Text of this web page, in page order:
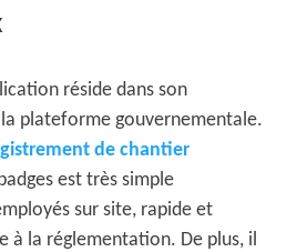
réside dans son
plateforme gouvernementale.
de chantier
est très simple
sur site, rapide et
la réglementation. De plus, il